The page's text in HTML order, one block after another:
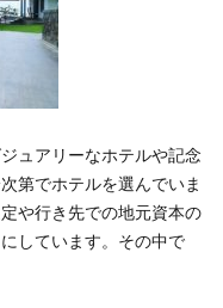
ュアリーなホテルや記念
第でホテルを選んでいま
や行き先での地元資本の
しています。その中で